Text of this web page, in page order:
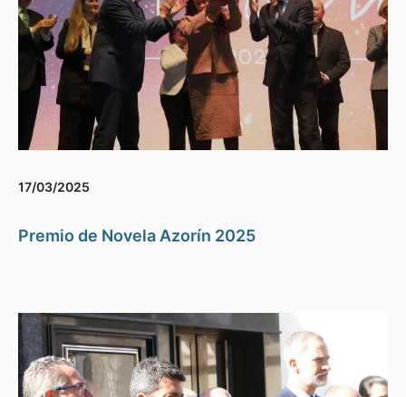
17/03/2025
Premio de Novela Azorín 2025